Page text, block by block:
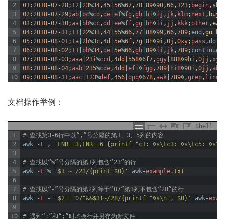
2
3
4
5
6
7
8
9
10
01: 2018-07-28; 12 23%34,45 56%67,78 89%90,66, 123; begin,
02 : 2018-07- 29; ab bc%cd ,de ef%fg ,gh hi%ij , jk, klm; next , buy
03: 2018-07-30;aa bb%cc,dd ee%ff,gg hh%ii, jj , kkk;other,
04 : 2018-07-31; 11 22%33,44 55%66,77 88%99,66,789;end ,go
05: 2018-08-01; 1a 2b%3c,4d 5e%6f,7g 8h%9i,0j ,0xy; pass ,do
06 : 2018-08-02; 11 bb%34,de 5e%66,gh 89%ii, jk,789; continue
07: 2018-08-03;aaa 23i%ccd ,4dd 558%6f7,ggy 888%9hi,0jj ,xyz
08 : 2018-08-04; aab 235%cde,4dd efi%fgg ,789 hi8%90i,0jj , abc
09: 2018-08-31;aac 123%def,456 opq%678,awk 789%,grep, linux
文档操作举例：
Shell
1
2
3
4
5
6
7
8
9
10
# 查找第3-6行中以“,”号分隔的第1、3、5列的内容
awk
- F , 'FNR==3,FNR==6 {printf "c1: %s\tc3: %s\tc5:
# 查找以“%”号分隔的第1列包含“23”的行
awk
- F % '$1 ~ /23/{print $0}' awk-example.txt
# 查找以“-”号分隔的第2列等于“07”第3列不包含“28”的行
awk
- F - '$2=="07"&&$3!~/28/{printf "%s\n", $0}' awk-
# 遇到“:”和“;”时均换行并另存为新文件